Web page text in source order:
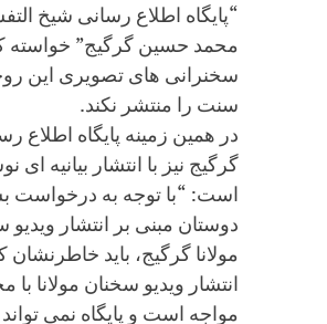
“پایگاه اطلاع رسانی شیخ
محمد حسین گرگیج” خواسته
سخنرانی های تصویری این
سنت را منتشر نکند.
در همین زمینه پایگاه اطلاع
گرگیج نیز با انتشار بیانیه ای
است: “با توجه به درخواست
دوستان مبنی بر انتشار ویدیو
مولانا گرگیج، باید خاطرنشان
انتشار ویدیو سخنان مولانا با
مواجه است و پایگاه نمی